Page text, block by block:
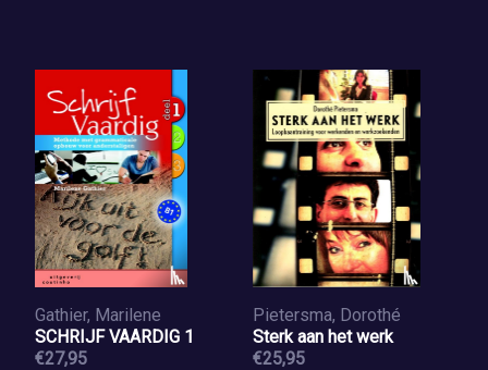
Gathier, Marilene
SCHRIJF VAARDIG 1
€27,95
Pietersma, Dorothé
Sterk aan het werk
€25,95